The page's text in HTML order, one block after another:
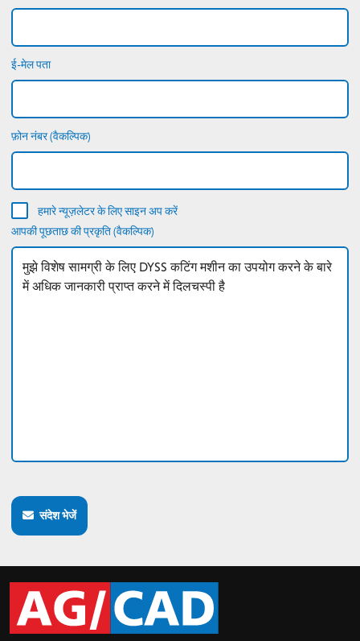
ई-मेल पता
फ़ोन नंबर (वैकल्पिक)
हमारे न्यूज़लेटर के लिए साइन अप करें
आपकी पूछताछ की प्रकृति (वैकल्पिक)
संदेश भेजें